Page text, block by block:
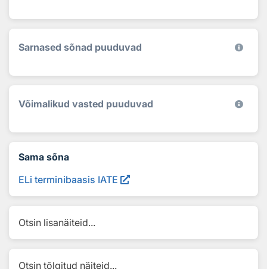
Sarnased sõnad puuduvad
Võimalikud vasted puuduvad
Sama sõna
ELi terminibaasis IATE
Otsin lisanäiteid...
Otsin tõlgitud näiteid...